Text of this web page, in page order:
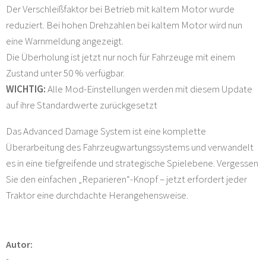
Der Verschleißfaktor bei Betrieb mit kaltem Motor wurde
reduziert. Bei hohen Drehzahlen bei kaltem Motor wird nun
eine Warnmeldung angezeigt.
Die Überholung ist jetzt nur noch für Fahrzeuge mit einem
Zustand unter 50 % verfügbar.
WICHTIG:Alle Mod-Einstellungen werden mit diesem Update
auf ihre Standardwerte zurückgesetzt
Das Advanced Damage System ist eine komplette
Überarbeitung des Fahrzeugwartungssystems und verwandelt
es in eine tiefgreifende und strategische Spielebene. Vergessen
Sie den einfachen „Reparieren“-Knopf – jetzt erfordert jeder
Traktor eine durchdachte Herangehensweise.
Autor:
-